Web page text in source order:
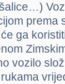
prema
ga
vozilo